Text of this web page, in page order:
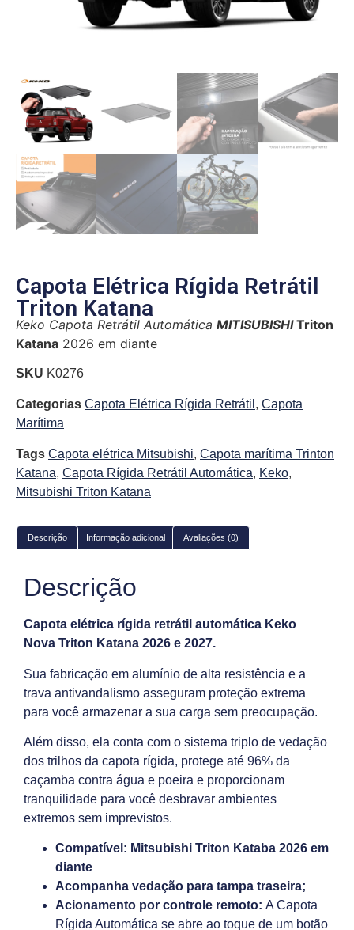
Capota Elétrica Rígida Retrátil
Triton Katana
Keko Capota Retrátil Automática MITISUBISHITriton
Katana 2026 em diante
SKU K0276
Categorias Capota Elétrica Rígida Retrátil , Capota
Marítima
Tags Capota elétrica Mitsubishi, Capota marítima Trinton
Katana, Capota Rígida Retrátil Automática, Keko,
Mitsubishi Triton Katana
Descrição Informação adicional Avaliações (0)
Descrição
Capota elétrica rígida retrátil automática Keko
Nova Triton Katana 2026 e 2027.
Sua fabricação em alumínio de alta resistência e a
trava antivandalismo asseguram proteção extrema
para você armazenar a sua carga sem preocupação.
Além disso, ela conta com o sistema triplo de vedação
dos trilhos da capota rígida, protege até 96% da
caçamba contra água e poeira e proporcionam
tranquilidade para você desbravar ambientes
extremos sem imprevistos.
Compatível: Mitsubishi Triton Kataba 2026 em
diante
Acompanha vedação para tampa traseira;
Acionamento por controle remoto: A Capota
Rígida Automática se abre ao toque de um botão